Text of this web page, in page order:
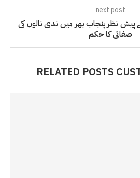
next post
پیش نظر پنجاب بھر میں ندی نالوں کی
صفائی کا حکم
RELATED POSTS